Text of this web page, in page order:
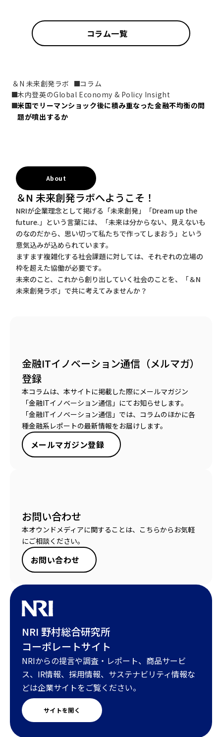
コラム一覧
＆N 未来創発ラボ
コラム
木内登英のGlobal Economy & Policy Insight
米国でリーマンショック後に積み重なった金融不均衡の問
題が噴出するか
About
＆N 未来創発ラボへようこそ！
NRIが企業理念として掲げる「未来創発」「Dream up the
future.」という言葉には、「未来は分からない、見えないも
のなのだから、思い切って私たちで作ってしまおう」という
意気込みが込められています。
ますます複雑化する社会課題に対しては、それぞれの立場の
枠を超えた協働が必要です。
未来のこと、これから創り出していく社会のことを、「＆N
未来創発ラボ」で共に考えてみませんか？
金融ITイノベーション通信（メルマガ）
登録
本コラムは、本サイトに掲載した際にメールマガジン
「金融ITイノベーション通信」にてお知らせします。
「金融ITイノベーション通信」では、コラムのほかに各
種金融系レポートの最新情報をお届けします。
メールマガジン登録
お問い合わせ
本オウンドメディアに関することは、こちらからお気軽
にご相談ください。
お問い合わせ
NRI 野村総合研究所
コーポレートサイト
NRIからの提言や調査・レポート、商品サービ
ス、IR情報、採用情報、サステナビリティ情報な
どは企業サイトをご覧ください。
サイトを開く